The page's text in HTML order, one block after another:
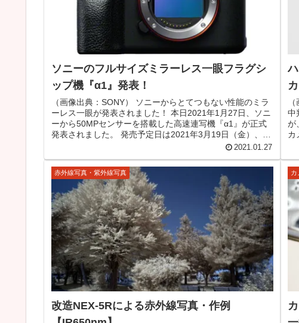
ソニーのフルサイズミラーレス一眼フラグシ
ップ機『α1』発表！
（画像出典：SONY） ソニーからとてつもない性能のミラ
ーレス一眼が発表されました！ 本日2021年1月27日、ソニ
ーから50MPセンサーを搭載した高速連写機『α1』が正式
発表されました。 発売予定日は2021年3月19日（金）、価
2021.01.27
中
が
カ
赤外線写真・紫外線写真
改造NEX-5Rによる赤外線写真・作例
カ